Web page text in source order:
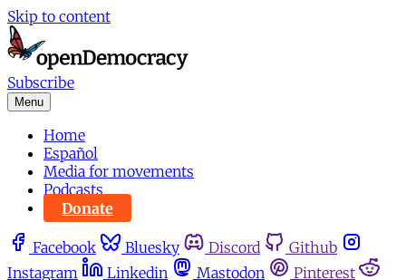
Skip to content
Subscribe
Menu
Home
Español
Media for movements
Podcasts
Donate
Facebook Bluesky Discord
Github
Instagram
Linkedin Mastodon
Pinterest